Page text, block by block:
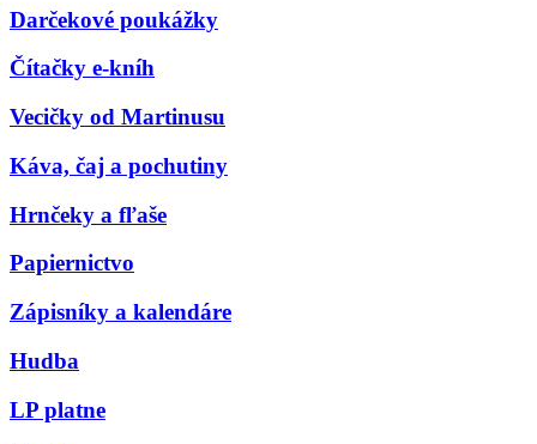
Darčekové poukážky
Čítačky e-kníh
Vecičky od Martinusu
Káva, čaj a pochutiny
Hrnčeky a fľaše
Papiernictvo
Zápisníky a kalendáre
Hudba
LP platne